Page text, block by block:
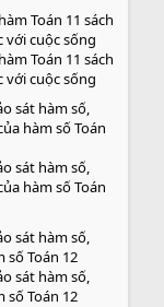
Toán 11 sách
với cuộc sống
Toán 11 sách
với cuộc sống
sát hàm số,
hàm số Toán
sát hàm số,
hàm số Toán
sát hàm số,
số Toán 12
sát hàm số,
số Toán 12